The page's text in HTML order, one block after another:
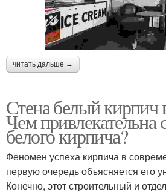
читать дальше →
Стена белый кирпич
Чем привлекательна
белого кирпича?
Феномен успеха кирпича в
первую очередь объясняется его
Конечно, этот строительный и